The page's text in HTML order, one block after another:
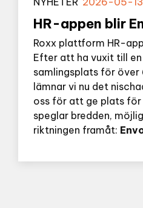
HR-appen blir
Roxx plattform HR-
Efter att ha vuxit till
samlingsplats för
lämnar vi nu det
oss för att ge plats
speglar bredden,
riktningen framåt: